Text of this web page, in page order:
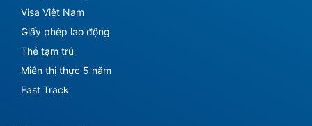
Visa Việt Nam
Giấy phép lao động
Thẻ tạm trú
Miễn thị thực 5 năm
Fast Track